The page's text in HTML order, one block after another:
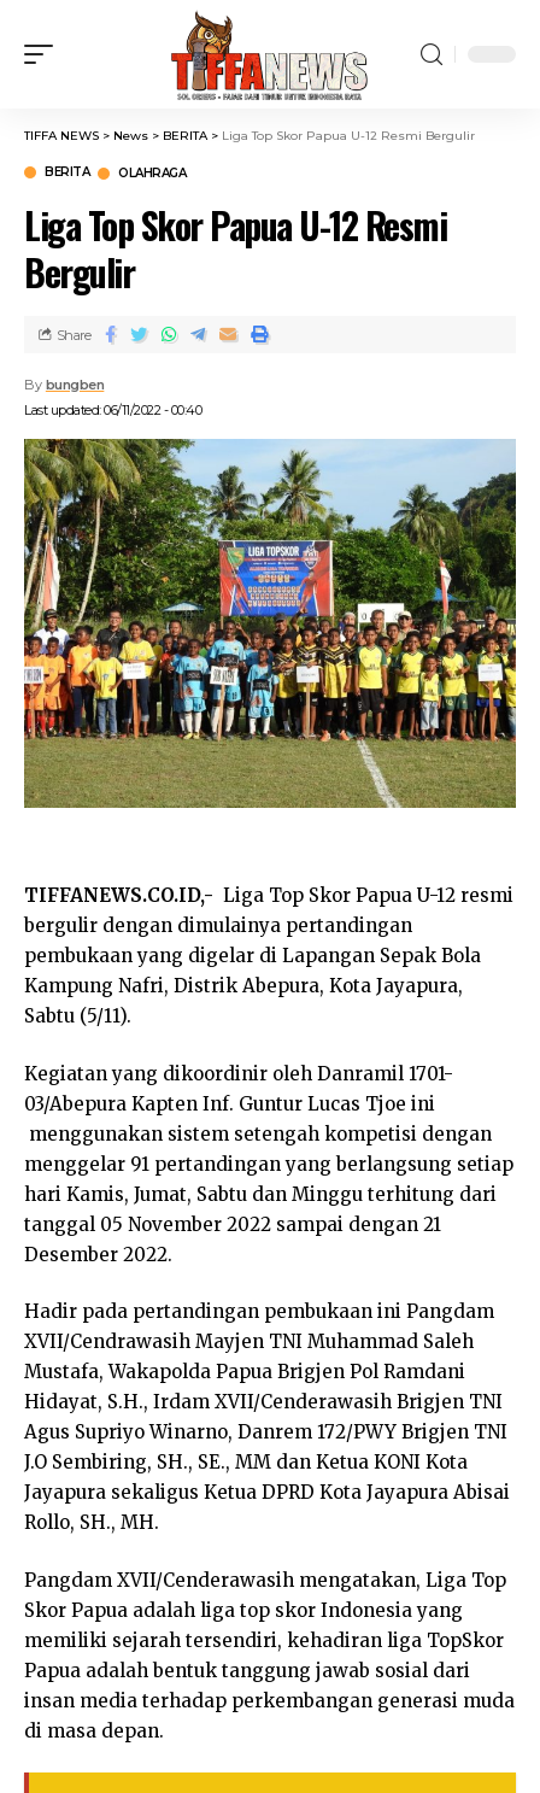
TIFFA NEWS > News > BERITA> Liga Top Skor Papua U-12 Resmi Bergulir
BERITA OLAHRAGA
Liga Top Skor Papua U-12 Resmi
Bergulir
Last updated: 06/11/2022 - 00:40
By bungben
Share
TIFFANEWS.CO.ID,- Liga Top Skor Papua U-12 resmi
bergulir dengan dimulainya pertandingan
pembukaan yang digelar di Lapangan Sepak Bola
Kampung Nafri, Distrik Abepura, Kota Jayapura,
Sabtu (5/11).
Kegiatan yang dikoordinir oleh Danramil 1701-
03/Abepura Kapten Inf. Guntur Lucas Tjoe ini
menggunakan sistem setengah kompetisi dengan
menggelar 91 pertandingan yang berlangsung setiap
hari Kamis, Jumat, Sabtu dan Minggu terhitung dari
tanggal 05 November 2022 sampai dengan 21
Desember 2022.
Hadir pada pertandingan pembukaan ini Pangdam
XVII/Cendrawasih Mayjen TNI Muhammad Saleh
Mustafa, Wakapolda Papua Brigjen Pol Ramdani
Hidayat, S.H., Irdam XVII/Cenderawasih Brigjen TNI
Agus Supriyo Winarno, Danrem 172/PWY Brigjen TNI
J.O Sembiring, SH., SE., MM dan Ketua KONI Kota
Jayapura sekaligus Ketua DPRD Kota Jayapura Abisai
Rollo, SH., MH.
Pangdam XVII/Cenderawasih mengatakan, Liga Top
Skor Papua adalah liga top skor Indonesia yang
memiliki sejarah tersendiri, kehadiran liga TopSkor
Papua adalah bentuk tanggung jawab sosial dari
insan media terhadap perkembangan generasi muda
di masa depan.